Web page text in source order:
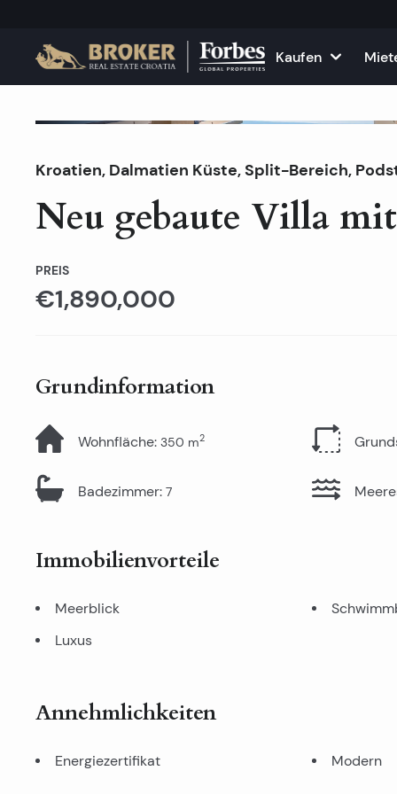
Kaufen
Häuser und Villen
Wohnungen
Grundstücke
Alle
Wohnungen
Häuser und
Kroatien, Dalmatien Küste,Split-Bereich,
Neu gebaute Villa
PREIS
€1,890,000
Grundinformation
Wohnfläche: 350 m2
Badezimmer: 7
Immobilienvorteile
Meerblick
Luxus
Annehmlichkeiten
Energiezertifikat Modern